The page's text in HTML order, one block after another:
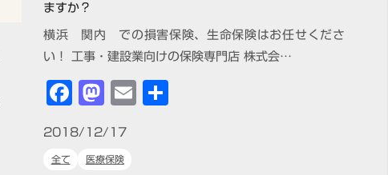
ますか？
横浜 関内 での損害保険、生命保険はお任せくださ
い！ 工事・建設業向けの保険専門店 株式会…
Facebook
Mastodon
Email
2018/12/17
全て 医療保険